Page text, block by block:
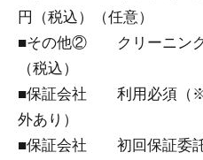
円（税込）（任意）
■その他② クリーニング
（税込）
■保証会社 利用必須（※
外あり）
■保証会社 初回保証委託